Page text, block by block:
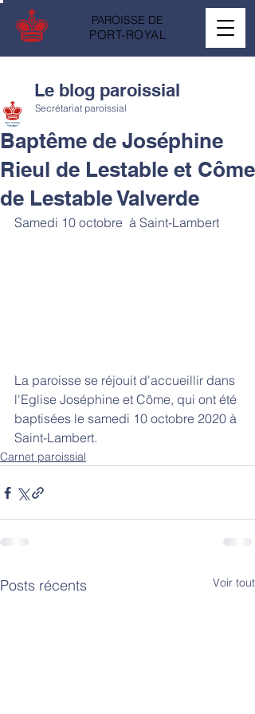
PAROISSE DE
PORT-ROYAL
Baptême de Joséphine
Rieul de Lestable et Côme
de Lestable Valverde
Secrétariat paroissial
Samedi 10 octobre  à Saint-Lambert
La paroisse se réjouit d'accueillir dans
l'Eglise Joséphine et Côme, qui ont été
baptisées le samedi 10 octobre 2020 à
Saint-Lambert.
Carnet paroissial
Posts récents Voir tout
Le blog paroissial